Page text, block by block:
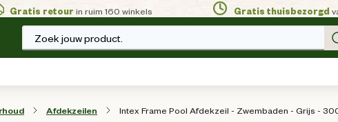
Gratis retour in ruim 160 winkels Gratis thuisbezorgd
Zoek jouw product.
Afdekzeilen Intex Frame Pool Afdekzeil - Zwembaden - Grijs -